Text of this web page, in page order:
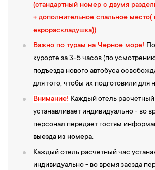
(стандартный номер с двумя
+ дополнительное спальное
еврораскладушка))
Важно по турам на Черное море!
курорте за 3-5 часов (по
подъезда нового автобуса
для того, чтобы их подготовили для
Внимание! Каждый отель расчетный
устанавливает индивидуально - во
персонал передает гостям
выезда из номера.
Каждый отель расчетный час
индивидуально - во время заезда